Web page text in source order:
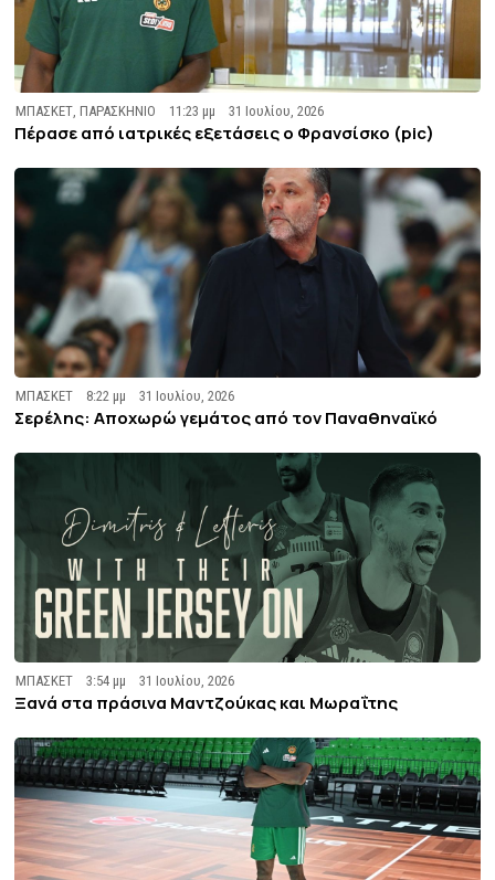
ΜΠΑΣΚΕΤ,ΠΑΡΑΣΚΗΝΙΟ 11:23 μμ 31 Ιουλίου, 2026
Πέρασε από ιατρικές εξετάσεις ο Φρανσίσκο (pic)
ΜΠΑΣΚΕΤ 8:22 μμ 31 Ιουλίου, 2026
Σερέλης: Αποχωρώ γεμάτος από τον Παναθηναϊκό
ΜΠΑΣΚΕΤ 3:54 μμ 31 Ιουλίου, 2026
Ξανά στα πράσινα Μαντζούκας και Μωραΐτης